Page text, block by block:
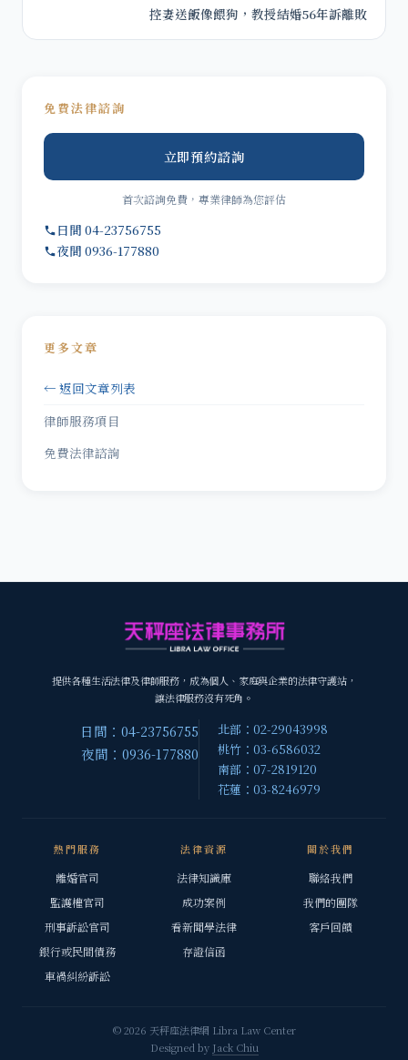
控妻送飯像餵狗，教授結婚56年訴離敗
免費法律諮詢
立即預約諮詢
首次諮詢免費，專業律師為您評估
日間 04-23756755
夜間 0936-177880
更多文章
← 返回文章列表
律師服務項目
免費法律諮詢
提供各種生活法律及律師服務，成為個人、家庭與企業的法律守護站，
讓法律服務沒有死角。
日間：04-23756755
夜間：0936-177880
北部：02-29043998
桃竹：03-6586032
南部：07-2819120
花蓮：03-8246979
熱門服務
離婚官司
監護權官司
刑事訴訟官司
銀行或民間債務
車禍糾紛訴訟
法律資源
法律知識庫
成功案例
看新聞學法律
存證信函
關於我們
聯絡我們
我們的團隊
客戶回饋
© 2026 天秤座法律網 Libra Law Center
Designed by Jack Chiu